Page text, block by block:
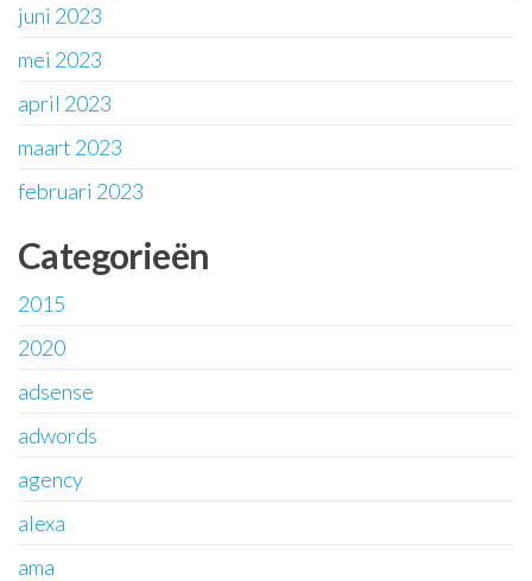
juni 2023
mei 2023
april 2023
maart 2023
februari 2023
Categorieën
2015
2020
adsense
adwords
agency
alexa
ama